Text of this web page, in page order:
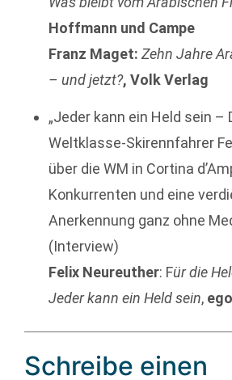
Hoffmann und Campe
Franz Maget: Zehn Jahre
– und jetzt?, Volk Verlag
„Jeder kann ein Held sein –
Weltklasse-Skirennfahrer
über die WM in Cortina
Konkurrenten und eine
Anerkennung ganz ohne
(Interview)
Felix Neureuther: Für die
Jeder kann ein Held sein,
Schreibe einen